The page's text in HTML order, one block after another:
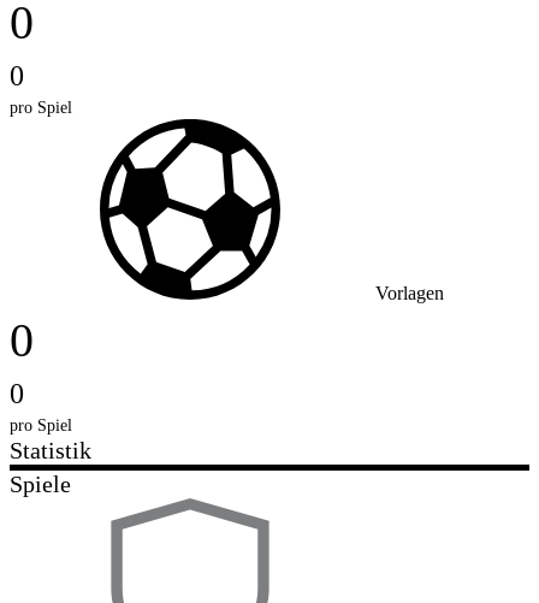
0
0
pro Spiel
Vorlagen
0
0
pro Spiel
Statistik
Spiele